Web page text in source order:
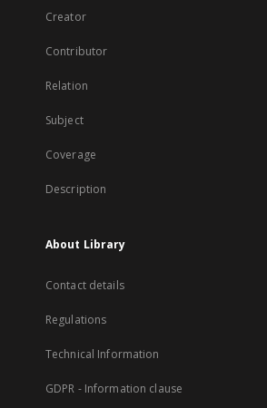
Creator
Contributor
Relation
Subject
Coverage
Description
About Library
Contact details
Regulations
Technical Information
GDPR - Information clause